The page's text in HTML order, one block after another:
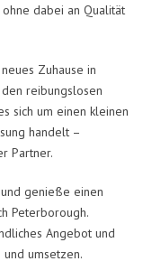
dabei an Qualität
Zuhause in
reibungslosen
sich um einen kleinen
handelt –
Partner.
genieße einen
Peterborough.
Angebot und
umsetzen.